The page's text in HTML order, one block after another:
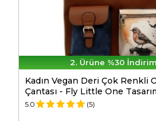
2. Ürüne %30 İndirim
Kadın Vegan Deri Çok Renkli
Çantası - Fly Little One
5.0 (5)